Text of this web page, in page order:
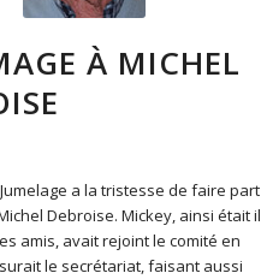
À MICHEL
a la tristesse de faire part
Debroise. Mickey, ainsi était il
amis, avait rejoint le comité en
le secrétariat, faisant aussi